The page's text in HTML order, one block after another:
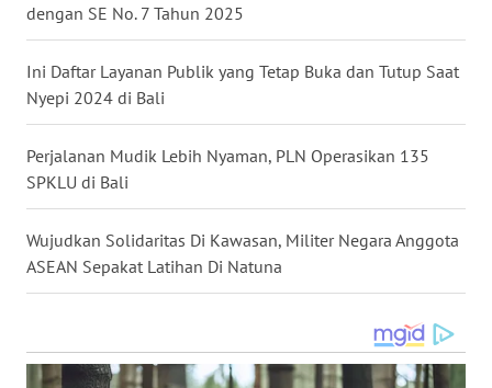
dengan SE No. 7 Tahun 2025
Ini Daftar Layanan Publik yang Tetap Buka dan Tutup Saat
Nyepi 2024 di Bali
Perjalanan Mudik Lebih Nyaman, PLN Operasikan 135
SPKLU di Bali
Wujudkan Solidaritas Di Kawasan, Militer Negara Anggota
ASEAN Sepakat Latihan Di Natuna
WN
NIAS
WN
WN
WN
WN